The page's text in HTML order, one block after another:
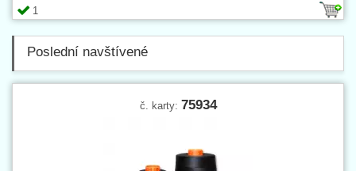
1
Poslední navštívené
č. karty: 75934